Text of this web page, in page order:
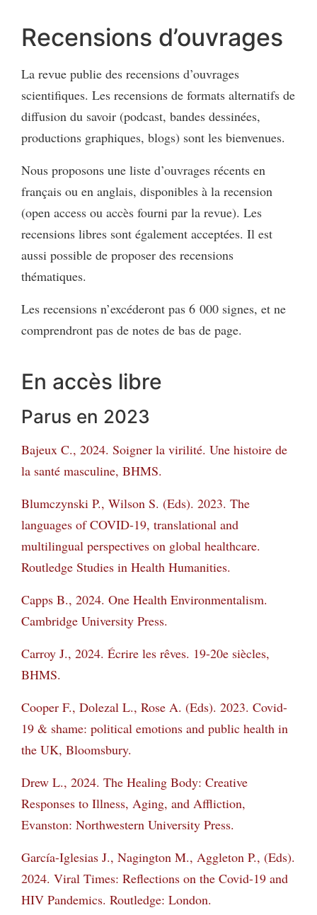
Recensions d’ouvrages
La revue publie des recensions d’ouvrages
scientifiques. Les recensions de formats alternatifs de
diffusion du savoir (podcast, bandes dessinées,
productions graphiques, blogs) sont les bienvenues.
Nous proposons une liste d’ouvrages récents en
français ou en anglais, disponibles à la recension
(open access ou accès fourni par la revue). Les
recensions libres sont également acceptées. Il est
aussi possible de proposer des recensions
thématiques.
Les recensions n’excéderont pas 6 000 signes, et ne
comprendront pas de notes de bas de page.
En accès libre
Parus en 2023
Bajeux C., 2024. Soigner la virilité. Une histoire de
la santé masculine, BHMS.
Blumczynski P., Wilson S. (Eds). 2023. The
languages of COVID-19, translational and
multilingual perspectives on global healthcare.
Routledge Studies in Health Humanities.
Capps B., 2024. One Health Environmentalism.
Cambridge University Press.
Carroy J., 2024. Écrire les rêves. 19-20e siècles,
BHMS.
Cooper F., Dolezal L., Rose A. (Eds). 2023. Covid-
19 & shame: political emotions and public health in
the UK, Bloomsbury.
Drew L., 2024. The Healing Body: Creative
Responses to Illness, Aging, and Affliction,
Evanston: Northwestern University Press.
García-Iglesias J., Nagington M., Aggleton P., (Eds).
2024. Viral Times: Reflections on the Covid-19 and
HIV Pandemics. Routledge: London.